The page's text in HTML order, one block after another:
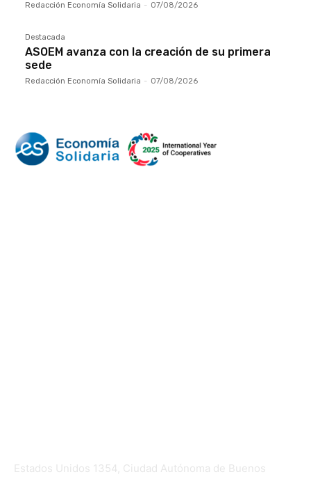
Redacción Economía Solidaria - 07/08/2026
Destacada
ASOEM avanza con la creación de su primera
sede
Redacción Economía Solidaria - 07/08/2026
Estados Unidos 1354, Ciudad Autónoma de Buenos